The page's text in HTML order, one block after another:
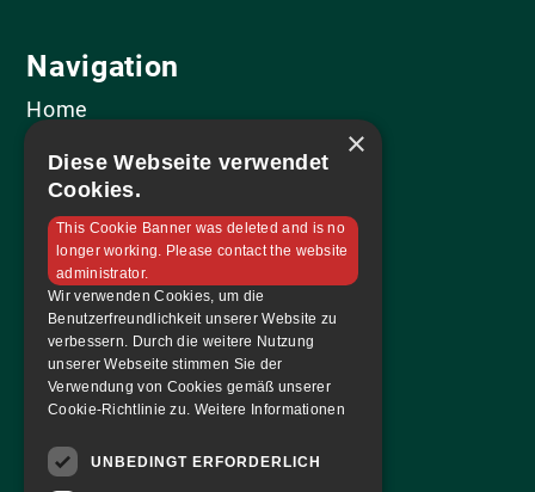
Navigation
Home
Sponsoren
Kontakt
Tickets & Magazin
Tickets bestellen
Dauerkarte
Hallenmagazin
FAF Blog
×
Diese Webseite verwendet
Cookies.
This Cookie Banner was deleted and is no
longer working. Please contact the website
administrator.
Wir verwenden Cookies, um die
Benutzerfreundlichkeit unserer Website zu
verbessern. Durch die weitere Nutzung
unserer Webseite stimmen Sie der
Verwendung von Cookies gemäß unserer
Cookie-Richtlinie zu. Weitere Informationen
UNBEDINGT ERFORDERLICH